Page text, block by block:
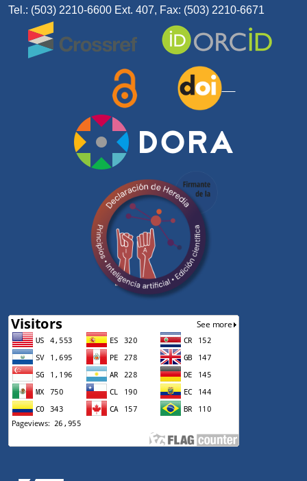
Tel.: (503) 2210-6600 Ext. 407, Fax: (503) 2210-6671